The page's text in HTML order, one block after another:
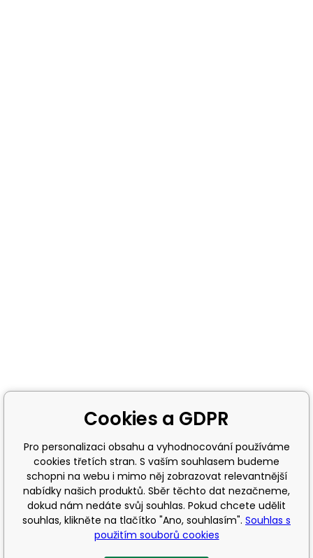
Cookies a GDPR
Pro personalizaci obsahu a vyhodnocování používáme
cookies třetích stran. S vaším souhlasem budeme
schopni na webu i mimo něj zobrazovat relevantnější
nabídky našich produktů. Sběr těchto dat nezačneme,
dokud nám nedáte svůj souhlas. Pokud chcete udělit
souhlas, klikněte na tlačítko "Ano, souhlasím". Souhlas s
použitím souborů cookies